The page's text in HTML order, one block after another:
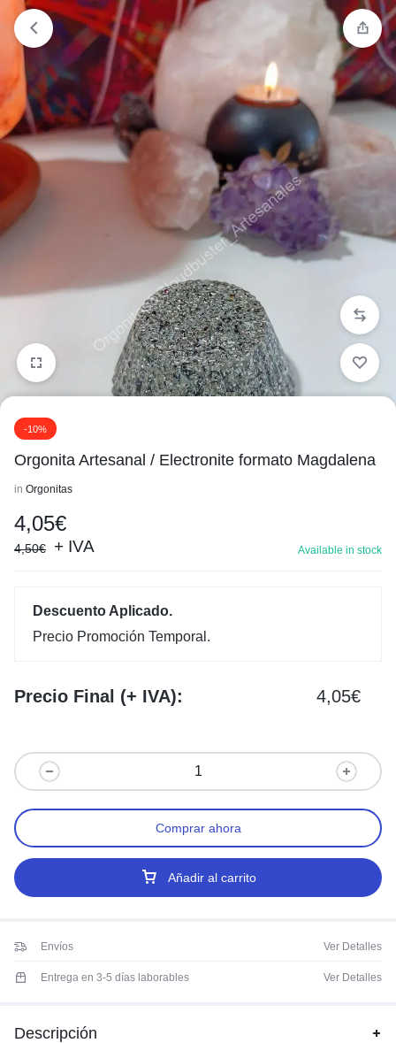
-10%
Orgonita Artesanal / Electronite formato Magdalena
in Orgonitas
4,05€
4,50€ + IVA Available in stock
Descuento Aplicado.
Precio Promoción Temporal.
Precio Final (+ IVA): 4,05€
Añadir al carrito
Comprar ahora
Envíos Ver Detalles
Entrega en 3-5 días laborables Ver Detalles
Descripción